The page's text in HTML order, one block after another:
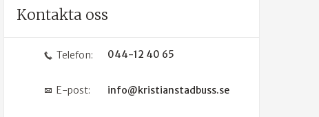
Kontakta oss
Telefon: 044-12 40 65
E-post: info@kristianstadbuss.se